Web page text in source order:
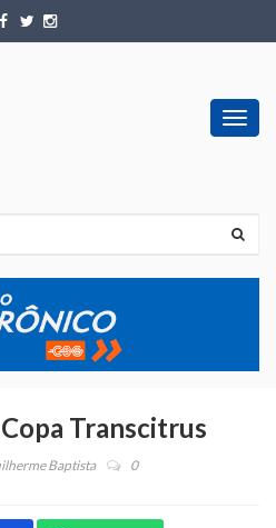
Transcitrus
Baptista 0